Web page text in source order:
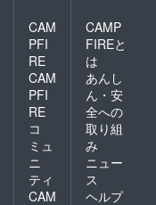
CAM
PFI
RE
CAM
PFI
RE
コ
ミュ
ニ
ティ
CAM
CAMP
FIREと
は
あんし
ん・安
全への
取り組
み
ニュー
ス
ヘルプ